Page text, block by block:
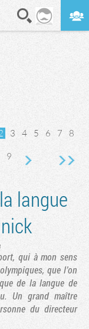
3 4 5 6 7 8
9
langue
qui à mon sens
que l’on
de la langue de
Un grand maître
du directeur